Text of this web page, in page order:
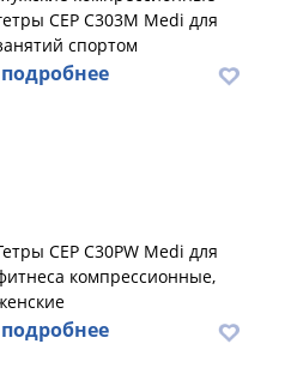
CEP C303M Medi для
спортом
подробнее
CEP C30PW Medi для
компрессионные,
подробнее